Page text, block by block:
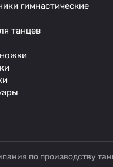
гимнастические
танцев
по производству